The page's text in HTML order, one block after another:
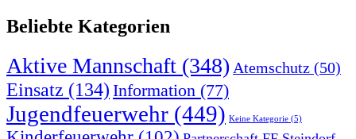
Beliebte Kategorien
Aktive Mannschaft (348) Atemschutz (50)
Einsatz (134) Information (77)
Jugendfeuerwehr (449) Keine Kategorie (5)